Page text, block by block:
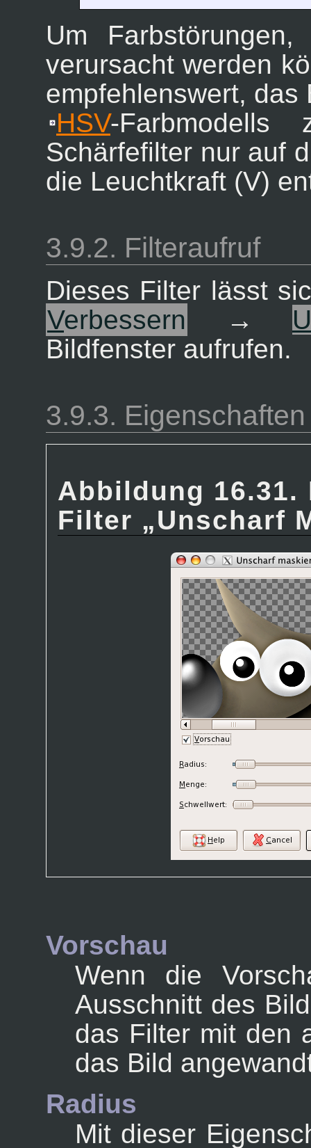
Um
verursacht werden
empfehlenswert, das
HSV-
Schärfefilter nur auf
die Leuchtkraft (V)
3.9.2. Filteraufruf
Dieses Filter lässt
Verbessern → U
Bildfenster aufrufen.
3.9.3. Eigenschaften
Abbildung
Filter „Unscharf
Vorschau
Wenn die
Ausschnitt des
das Filter mit den
das Bild
Radius
Mit dieser